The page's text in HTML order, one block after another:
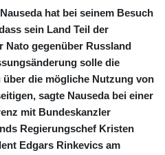
hat bei seinem Besuch
sein Land Teil der
Nato gegenüber Russland
solle die
die mögliche Nutzung von
sagte Nauseda bei einer
mit Bundeskanzler
Regierungschef Kristen
Edgars Rinkevics am